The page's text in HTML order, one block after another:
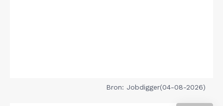
Bron: Jobdigger(04-08-2026)